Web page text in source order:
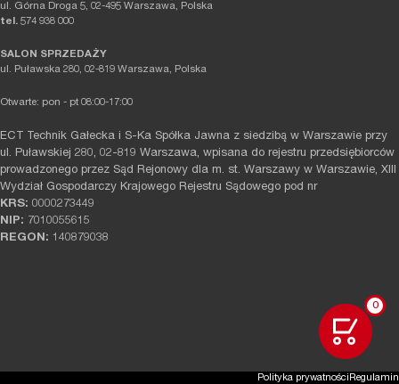
0
ul. Górna Droga 5, 02-495 Warszawa, Polska
tel. 574 938 000
SALON SPRZEDAŻY
ul. Puławska 280, 02-819 Warszawa, Polska
Otwarte: pon - pt 08:00-17:00
ECT Technik Gałecka i S-Ka Spółka Jawna z siedzibą w Warszawie przy
ul. Puławskiej 280, 02-819 Warszawa, wpisana do rejestru przedsiębiorców
prowadzonego przez Sąd Rejonowy dla m. st. Warszawy w Warszawie, XIII
Wydział Gospodarczy Krajowego Rejestru Sądowego pod nr
KRS: 0000273449
NIP: 7010055615
REGON: 140879038
Polityka prywatności Regulamin